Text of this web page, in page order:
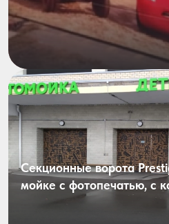
Секционные ворота
мойке с фотопечатью, с